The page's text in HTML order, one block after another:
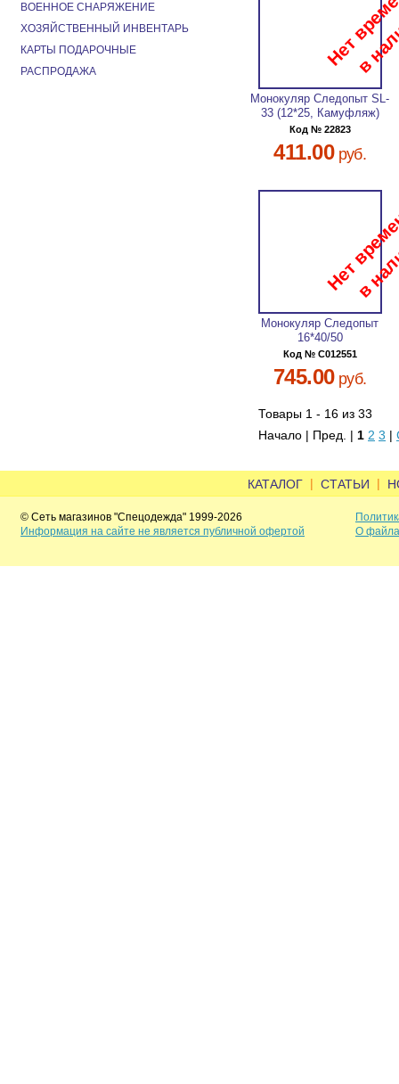
Монокуляр Следопыт SL-
33 (12*25, Камуфляж)
Код № 22823
411.00руб.
Монокуляр Следопыт
16*40/50
Код № C012551
745.00руб.
Товары 1 - 16 из 33
Начало | Пред. | 1 2 3 |
ВОЕННОЕ СНАРЯЖЕНИЕ
ХОЗЯЙСТВЕННЫЙ ИНВЕНТАРЬ
КАРТЫ ПОДАРОЧНЫЕ
РАСПРОДАЖА
КАТАЛОГ | СТАТЬИ |
© Сеть магазинов "Спецодежда" 1999-2026
Информация на сайте не является публичной офертой
О